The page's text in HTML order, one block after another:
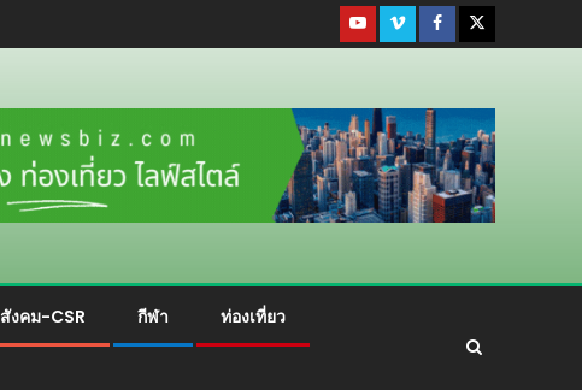
สังคม-CSR กีฬา ท่องเที่ยว